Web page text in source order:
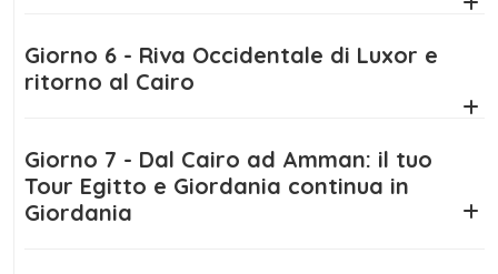
fluido, sicuro e ricco di emozioni.
nuove culture, questo tour è la combinazione
perfetta per esplorare due dei Paesi più
straordinari del mondo arabo in un’unica
Giorno 6 - Riva Occidentale di Luxor e
ritorno al Cairo
Giorno 7 - Dal Cairo ad Amman: il tuo
Tour Egitto e Giordania continua in
Giordania